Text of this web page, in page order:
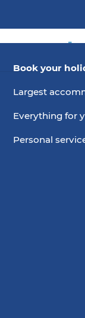
Book your
Largest
Everything for
Personal